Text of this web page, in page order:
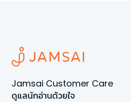
Jamsai Customer Care
ดูแลนักอ่านด้วยใจ